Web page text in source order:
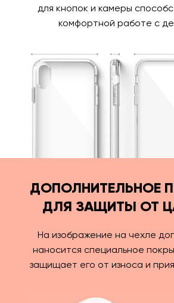
для кнопок и камеры
комфортной работе с
ДОПОЛНИТЕЛЬНОЕ
ДЛЯ ЗАЩИТЫ ОТ
На изображение на чехле
наносится специальное
защищает его от износа и